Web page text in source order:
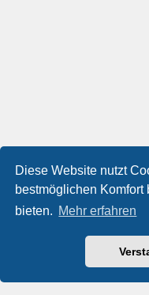
Diese Website nutzt
bestmöglichen Komfort
bieten. Mehr erfahren